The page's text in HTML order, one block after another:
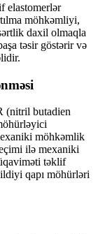
elastomerlər
möhkəmliyi,
daxil olmaqla
təsir göstərir və
(nitril butadien
möhkəmlik
ilə mexaniki
təklif
qapı möhürləri